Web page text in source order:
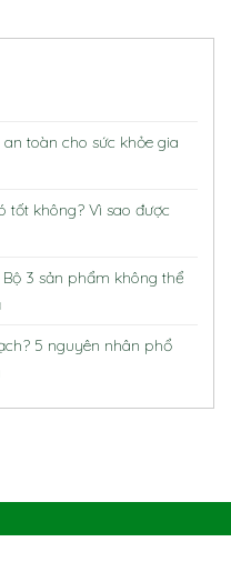
toàn cho sức khỏe gia
tốt không? Vì sao được
3 sản phẩm không thể
5 nguyên nhân phổ